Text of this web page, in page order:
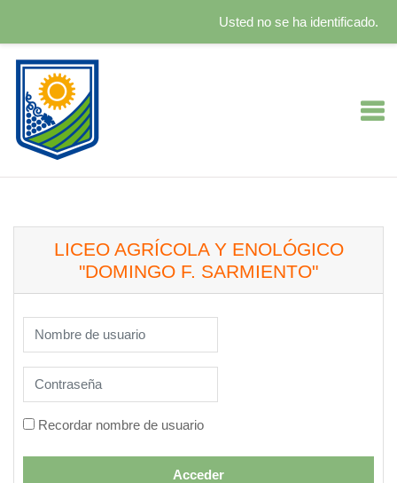
Usted no se ha identificado.
LICEO AGRÍCOLA Y ENOLÓGICO
"DOMINGO F. SARMIENTO"
Recordar nombre de usuario
Acceder